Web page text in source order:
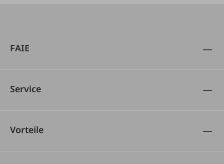
FAIE
Service
Vorteile